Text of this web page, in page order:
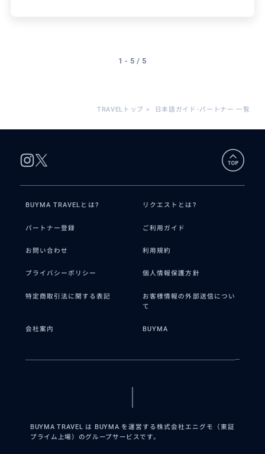
クチコミ
した！
ドをお願いしました。 初めてのヨーロッパだった
した。 ...
1 - 5 / 5
TRAVELトップ > 日本語ガイド･パートナー 一覧
BUYMA TRAVELとは? リクエストとは?
パートナー登録 ご利用ガイド
お問い合わせ 利用規約
プライバシーポリシー 個人情報保護方針
特定商取引法に関する表記
お客様情報の外部送信につい
て
会社案内 BUYMA
BUYMA TRAVEL は BUYMA を運営する株式会社エニグモ（東証
プライム上場）のグループサービスです。